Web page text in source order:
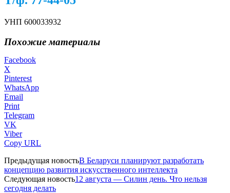
УНП 600033932
Похожие материалы
Facebook
X
Pinterest
WhatsApp
Email
Print
Telegram
VK
Viber
Copy URL
Предыдущая новостьВ Беларуси планируют разработать
концепцию развития искусственного интеллекта
Следующая новость12 августа — Силин день. Что нельзя
сегодня делать